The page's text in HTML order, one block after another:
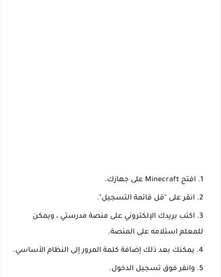
افتح Minecraft على جهازك.
انقر على "قل قائمة التسجيل".
اكتب بريدك الإلكتروني على منصة مدرستي ، ويمكن
للمعلم استلامه على المنصة.
يمكنك بعد ذلك إضافة كلمة المرور إلى النظام الأساسي.
وانقر فوق تسجيل الدخول.